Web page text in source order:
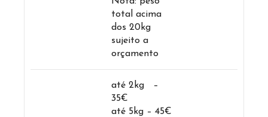
total acima
dos 20kg
sujeito a
orçamento
até 2kg –
35€
até 5kg – 45€